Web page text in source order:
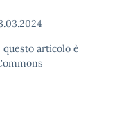
articolo è